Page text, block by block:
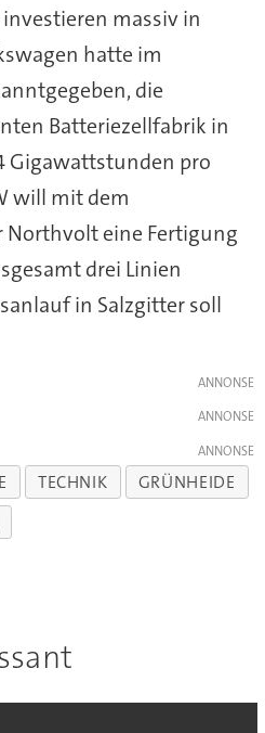
massiv in
hatte im
die
Batteriezellfabrik in
Gigawattstunden pro
will mit dem
Northvolt eine Fertigung
drei Linien
in Salzgitter soll
TECHNIK
GRÜNHEIDE